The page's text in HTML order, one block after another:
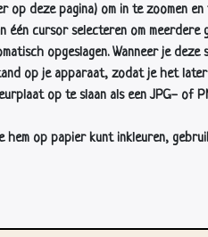
deze pagina) om in te zoomen
één cursor selecteren om
opgeslagen. Wanneer je
op je apparaat, zodat je het
op te slaan als een JPG- of
op papier kunt inkleuren,